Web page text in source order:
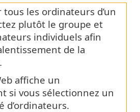
les ordinateurs d’un
plutôt le groupe et
individuels afin
de la
affiche un
si vous sélectionnez un
d’ordinateurs.